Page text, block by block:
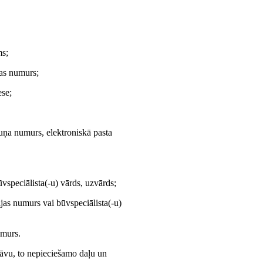
numurs;
numurs, elektroniskā pasta
u) vārds, uzvārds;
numurs vai būvspeciālista(-u)
to nepieciešamo daļu un